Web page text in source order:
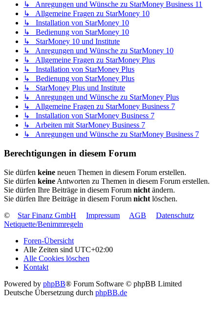
↳ Anregungen und Wünsche zu StarMoney Business 11
↳ Allgemeine Fragen zu StarMoney 10
↳ Installation von StarMoney 10
↳ Bedienung von StarMoney 10
↳ StarMoney 10 und Institute
↳ Anregungen und Wünsche zu StarMoney 10
↳ Allgemeine Fragen zu StarMoney Plus
↳ Installation von StarMoney Plus
↳ Bedienung von StarMoney Plus
↳ StarMoney Plus und Institute
↳ Anregungen und Wünsche zu StarMoney Plus
↳ Allgemeine Fragen zu StarMoney Business 7
↳ Installation von StarMoney Business 7
↳ Arbeiten mit StarMoney Business 7
↳ Anregungen und Wünsche zu StarMoney Business 7
Berechtigungen in diesem Forum
Sie dürfen keine neuen Themen in diesem Forum erstellen.
Sie dürfen keine Antworten zu Themen in diesem Forum erstellen.
Sie dürfen Ihre Beiträge in diesem Forum nicht ändern.
Sie dürfen Ihre Beiträge in diesem Forum nicht löschen.
©
Star Finanz GmbH Impressum AGB
Datenschutz
Netiquette/Benimmregeln
Foren-Übersicht
Alle Zeiten sind UTC+02:00
Alle Cookies löschen
Kontakt
Powered by phpBB® Forum Software © phpBB Limited
Deutsche Übersetzung durch phpBB.de